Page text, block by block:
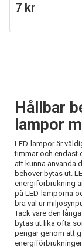
7 kr
Hållbar
lampor
LED-lampor är
timmar och endast
att kunna använda
behöver bytas ut.
energiförbrukning
på LED-lamporna
bra val ur
Tack vare den
bytas ut lika ofta
pengar genom att